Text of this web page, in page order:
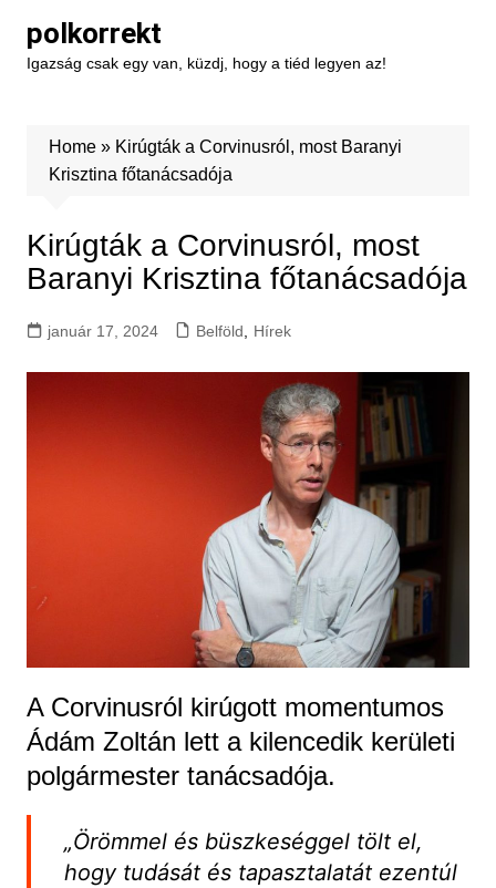
content
polkorrekt
Igazság csak egy van, küzdj, hogy a tiéd legyen az!
Home» Kirúgták a Corvinusról, most Baranyi
Krisztina főtanácsadója
Kirúgták a Corvinusról, most
Baranyi Krisztina főtanácsadója
január 17, 2024 Belföld Hírek
A Corvinusról kirúgott momentumos
Ádám Zoltán lett a kilencedik kerületi
polgármester tanácsadója.
„Örömmel és büszkeséggel tölt el,
hogy tudását és tapasztalatát ezentúl